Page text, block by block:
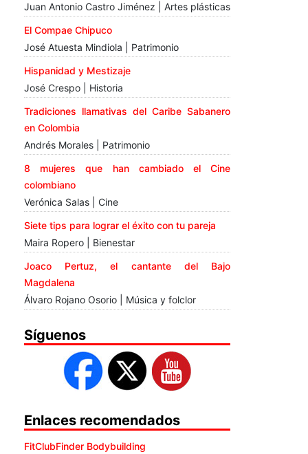
Juan Antonio Castro Jiménez | Artes plásticas
El Compae Chipuco
José Atuesta Mindiola | Patrimonio
Hispanidad y Mestizaje
José Crespo | Historia
Tradiciones llamativas del Caribe Sabanero
en Colombia
Andrés Morales | Patrimonio
8 mujeres que han cambiado el Cine
colombiano
Verónica Salas | Cine
Siete tips para lograr el éxito con tu pareja
Maira Ropero | Bienestar
Joaco Pertuz, el cantante del Bajo
Magdalena
Álvaro Rojano Osorio | Música y folclor
Síguenos
Enlaces recomendados
FitClubFinder Bodybuilding